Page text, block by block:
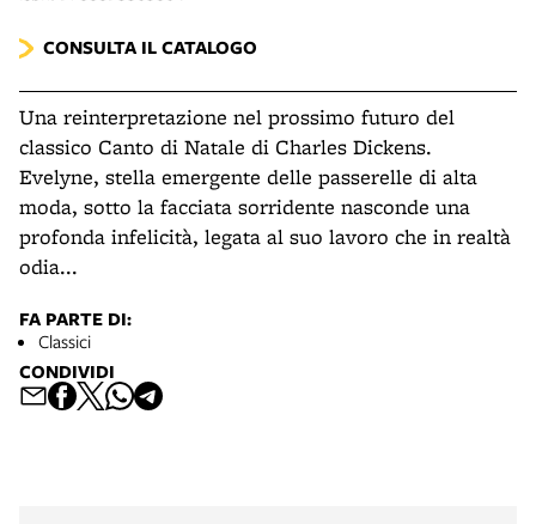
CONSULTA IL CATALOGO
Una reinterpretazione nel prossimo futuro del
classico Canto di Natale di Charles Dickens.
Evelyne, stella emergente delle passerelle di alta
moda, sotto la facciata sorridente nasconde una
profonda infelicità, legata al suo lavoro che in realtà
odia...
FA PARTE DI:
Classici
CONDIVIDI